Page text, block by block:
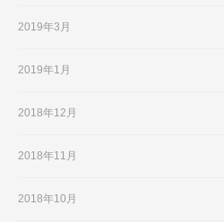
2019年3月
2019年1月
2018年12月
2018年11月
2018年10月